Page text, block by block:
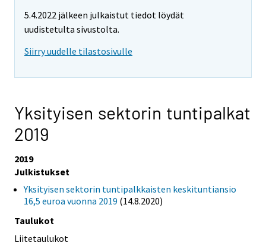
5.4.2022 jälkeen julkaistut tiedot löydät
uudistetulta sivustolta.
Siirry uudelle tilastosivulle
Yksityisen sektorin tuntipalkat
2019
2019
Julkistukset
Yksityisen sektorin tuntipalkkaisten keskituntiansio
16,5 euroa vuonna 2019 (14.8.2020)
Taulukot
Liitetaulukot